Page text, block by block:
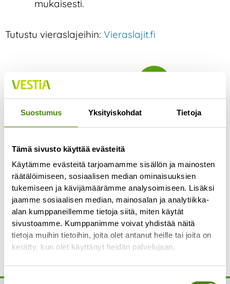
Suostumus Yksityiskohdat Tietoja
Tämä sivusto käyttää evästeitä
Käytämme evästeitä tarjoamamme sisällön ja mainosten
räätälöimiseen, sosiaalisen median ominaisuuksien
tukemiseen ja kävijämäärämme analysoimiseen. Lisäksi
jaamme sosiaalisen median, mainosalan ja analytiikka-
alan kumppaneillemme tietoja siitä, miten käytät
sivustoamme. Kumppanimme voivat yhdistää näitä
tietoja muihin tietoihin, joita olet antanut heille tai joita on
kerätty, kun olet käyttänyt heidän palvelujaan.
Suostumuksen
mukaisesti.
Tutustu vieraslajeihin: Vieraslajit.fi
Jätelaji:
jäteastiaan. Yli 1 m pituiset jätteet henkilöauton
peräkärrykuormina vastaanotetaan
lajittelupihoilla ja isommat kuormat Ylivieskan
jätekeskuksen vaaka-aseman kautta. Löydät
lisätietoa jätteiden hyödyntämisestätäältä